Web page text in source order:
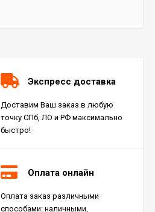
Экспресс доставка
Доставим Ваш заказ в любую
точку СПб, ЛО и РФ максимально
быстро!
Оплата онлайн
Оплата заказ различными
способами: наличными,
Керамогранит Italon
Charme Extra Silver Ret